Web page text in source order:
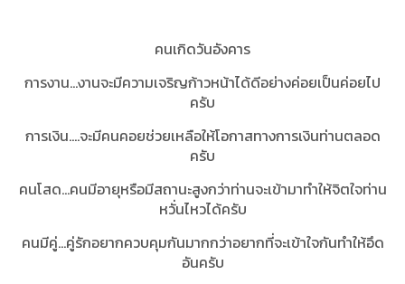
คนเกิดวันอังคาร
การงาน...งานจะมีความเจริญก้าวหน้าได้ดีอย่างค่อยเป็นค่อยไป
ครับ
การเงิน....จะมีคนคอยช่วยเหลือให้โอกาสทางการเงินท่านตลอด
ครับ
คนโสด...คนมีอายุหรือมีสถานะสูงกว่าท่านจะเข้ามาทำให้จิตใจท่าน
หวั่นไหวได้ครับ
คนมีคู่...คู่รักอยากควบคุมกันมากกว่าอยากที่จะเข้าใจกันทำให้อึด
อันครับ